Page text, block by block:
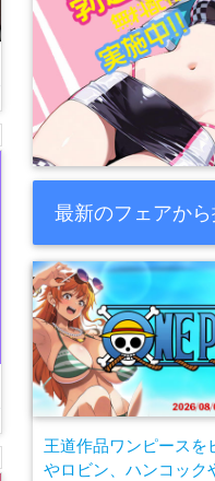
最新のフェアか
王道作品ワンピースを
やロビン、ハンコック